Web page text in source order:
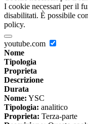
I cookie necessari per il
disabilitati. È possibile
policy.
youtube.com
Nome
Tipologia
Proprieta
Descrizione
Durata
Nome: YSC
Tipologia: analitico
Proprieta: Terza-parte